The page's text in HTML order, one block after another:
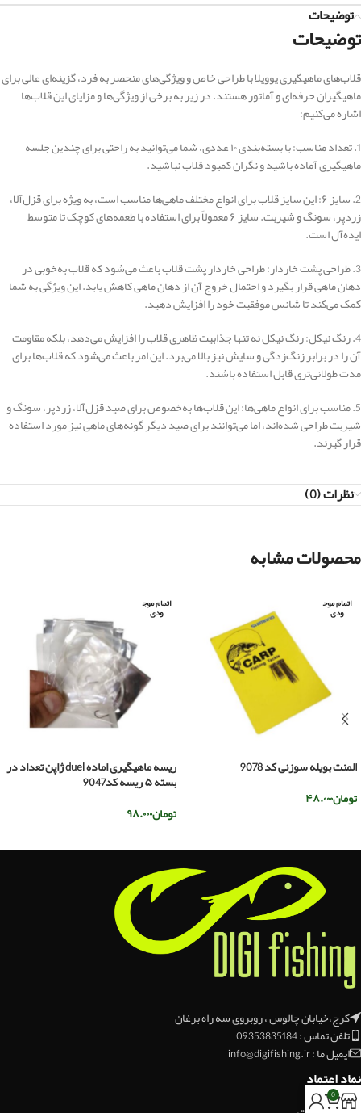
توضیحات
توضیحات
قلاب‌های ماهیگیری یوویلا با طراحی خاص و ویژگی‌های منحصر به فرد، گزینه‌ای عالی برای
ماهیگیران حرفه‌ای و آماتور هستند. در زیر به برخی از ویژگی‌ها و مزایای این قلاب‌ها
اشاره می‌کنیم:
1. تعداد مناسب: با بسته‌بندی ۱۰ عددی، شما می‌توانید به راحتی برای چندین جلسه
ماهیگیری آماده باشید و نگران کمبود قلاب نباشید.
2. سایز ۶: این سایز قلاب برای انواع مختلف ماهی‌ها مناسب است، به ویژه برای قزل‌آلا،
زردپر، سونگ و شیربت. سایز ۶ معمولاً برای استفاده با طعمه‌های کوچک تا متوسط
ایده‌آل است.
3. طراحی پشت خاردار: طراحی خاردار پشت قلاب باعث می‌شود که قلاب به‌خوبی در
دهان ماهی قرار بگیرد و احتمال خروج آن از دهان ماهی کاهش یابد. این ویژگی به شما
کمک می‌کند تا شانس موفقیت خود را افزایش دهید.
4. رنگ نیکل: رنگ نیکل نه تنها جذابیت ظاهری قلاب را افزایش می‌دهد، بلکه مقاومت
آن را در برابر زنگ‌زدگی و سایش نیز بالا می‌برد. این امر باعث می‌شود که قلاب‌ها برای
مدت طولانی‌تری قابل استفاده باشند.
5. مناسب برای انواع ماهی‌ها: این قلاب‌ها به‌خصوص برای صید قزل‌آلا، زردپر، سونگ و
شیربت طراحی شده‌اند، اما می‌توانند برای صید دیگر گونه‌های ماهی نیز مورد استفاده
قرار گیرند.
نظرات (0)
محصولات مشابه
اتمام موج
ودی
المنت بویله سوزنی کد 9078
تومان۴۸.۰۰۰
اتمام موج
ودی
ریسه ماهیگیری اماده duel ژاپن تعداد در
بسته ۵ ریسه کد9047
تومان۹۸.۰۰۰
کرج،خیابان چالوس ، روبروی سه راه برغان
تلفن تماس : 09353835184
ایمیل ما : info@digifishing.ir
نماد اعتماد
0